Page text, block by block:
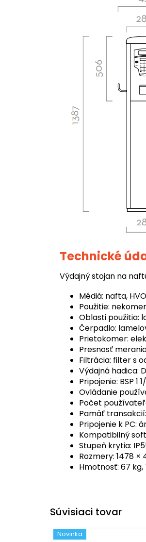
Súvisiaci tovar
Novinka
Technické
Výdajný stojan na naftu
Médiá: nafta,
Použitie:
Oblasti použitia:
Čerpadlo:
Prietokomer:
Presnosť
Filtrácia: filter s
Výdajná hadica:
Pripojenie: BSP 1
Ovládanie
Počet
Pamäť
Pripojenie k PC:
Kompatibilný
Stupeň krytia:
Rozmery: 1478
Hmotnosť: 67